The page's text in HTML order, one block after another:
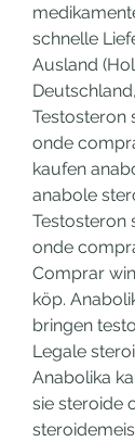
schnelle
Ausland
Testosteron
onde
kaufen
anabole
Testosteron
onde
Comprar
köp.
bringen
Legale
Anabolika
sie steroide